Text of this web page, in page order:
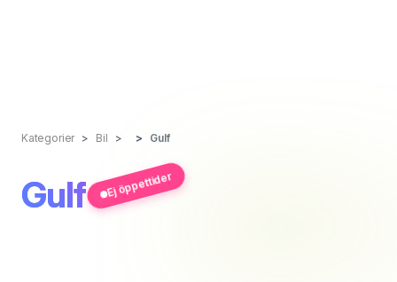
Kategorier Bil Gulf
Gulf Ej öppettider